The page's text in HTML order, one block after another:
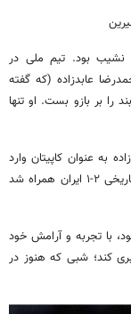
فراز و نشیب بود. تیم ملی در
عابدزاده (که گفته
را بر بازو بست. او تنها
به عنوان کاپیتان وارد
زمین شد. نخست برابر آمریکا در دیداری که با پیروزی تاریخی ۲-۱ ایران همراه شد
با تجربه و آرامش خود
کند؛ شبی که هنوز در